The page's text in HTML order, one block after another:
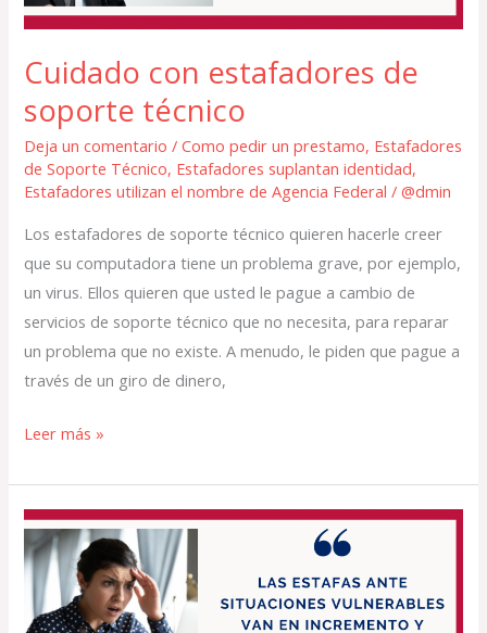
Cuidado con estafadores de
soporte técnico
Deja un comentario /Como pedir un prestamo, Estafadores
de Soporte Técnico, Estafadores suplantan identidad,
Estafadores utilizan el nombre de Agencia Federal /@dmin
Los estafadores de soporte técnico quieren hacerle creer
que su computadora tiene un problema grave, por ejemplo,
un virus. Ellos quieren que usted le pague a cambio de
servicios de soporte técnico que no necesita, para reparar
un problema que no existe. A menudo, le piden que pague a
través de un giro de dinero,
Leer más »
¡Tenga
cuidado!
Los
desastres